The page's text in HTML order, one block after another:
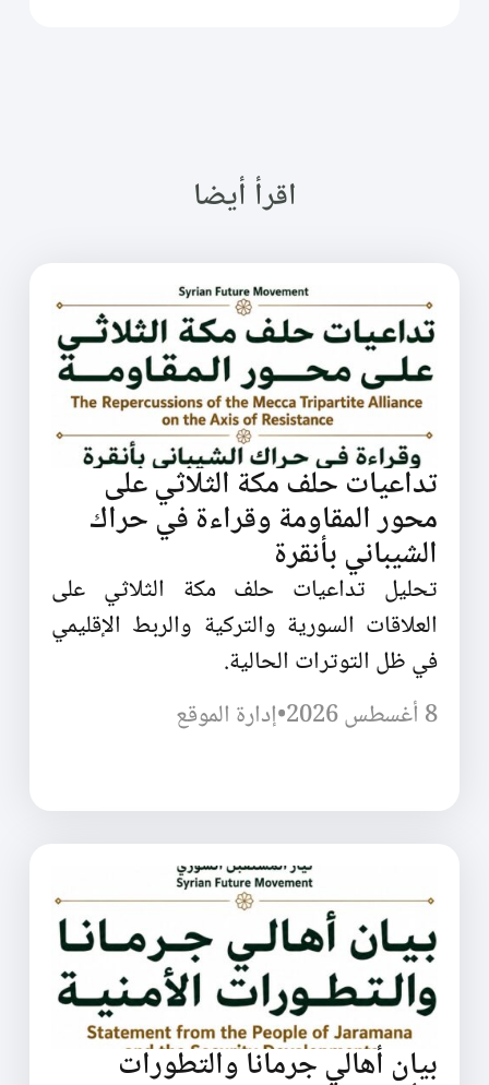
اقرأ أيضا
تداعيات حلف مكة الثلاثي على
محور المقاومة وقراءة في حراك
الشيباني بأنقرة
تحليل تداعيات حلف مكة الثلاثي على
العلاقات السورية والتركية والربط الإقليمي
في ظل التوترات الحالية.
8 أغسطس 2026
•إدارة الموقع
بيان أهالي جرمانا والتطورات